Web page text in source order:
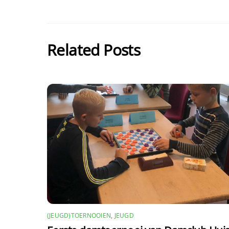
Related Posts
(JEUGD)TOERNOOIEN, JEUGD